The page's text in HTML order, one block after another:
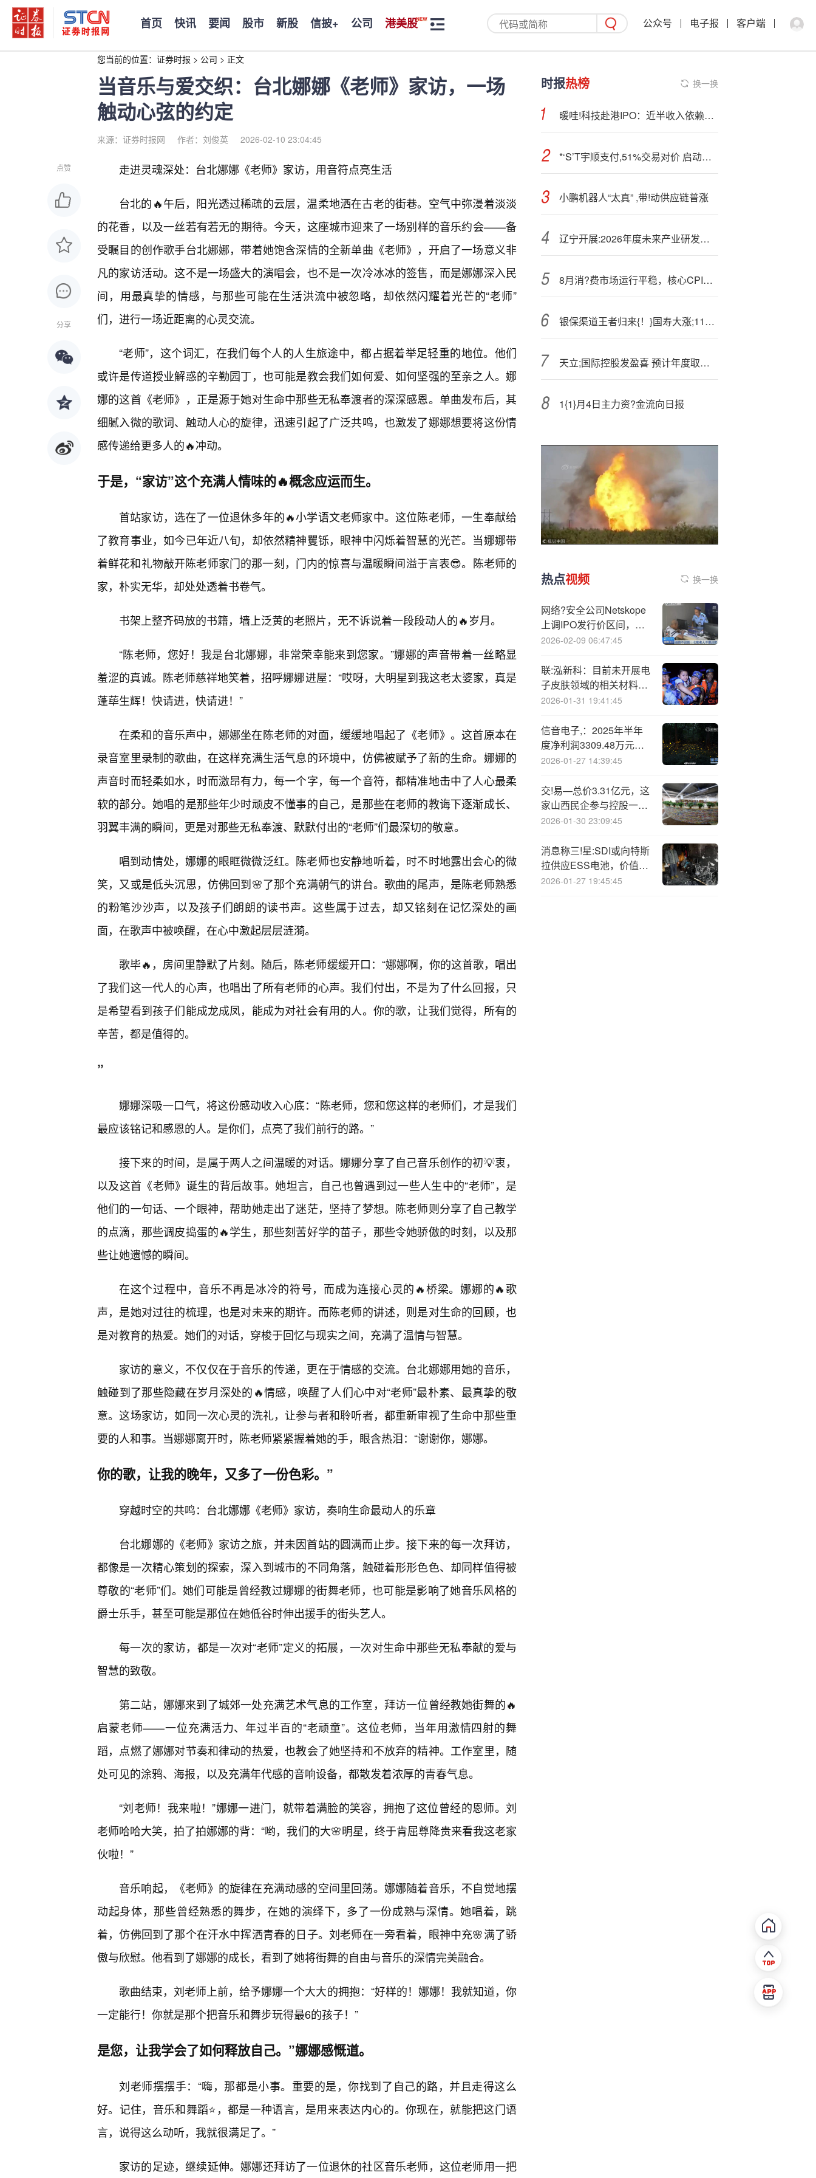
首页 快讯 要闻 股市 新股 信披+ 公司 港美股 公众号 电子报 客户端
您当前的位置： 证券时报 > 公司 > 正文
当音乐与爱交织：台北娜娜《老师》家访，一场
触动心弦的约定
来源：证券时报网 作者：刘俊英 2026-02-10 23:04:45
点赞
分享
走进灵魂深处：台北娜娜《老师》家访，用音符点亮生活
台北的🔥午后，阳光透过稀疏的云层，温柔地洒在古老的街巷。空气中弥漫着淡淡
的花香，以及一丝若有若无的期待。今天，这座城市迎来了一场别样的音乐约会——备
受瞩目的创作歌手台北娜娜，带着她饱含深情的全新单曲《老师》，开启了一场意义非
凡的家访活动。这不是一场盛大的演唱会，也不是一次冷冰冰的签售，而是娜娜深入民
间，用最真挚的情感，与那些可能在生活洪流中被忽略，却依然闪耀着光芒的“老师”
们，进行一场近距离的心灵交流。
“老师”，这个词汇，在我们每个人的人生旅途中，都占据着举足轻重的地位。他们
或许是传道授业解惑的辛勤园丁，也可能是教会我们如何爱、如何坚强的至亲之人。娜
娜的这首《老师》，正是源于她对生命中那些无私奉渡者的深深感恩。单曲发布后，其
细腻入微的歌词、触动人心的旋律，迅速引起了广泛共鸣，也激发了娜娜想要将这份情
感传递给更多人的🔥冲动。
于是，“家访”这个充满人情味的🔥概念应运而生。
首站家访，选在了一位退休多年的🔥小学语文老师家中。这位陈老师，一生奉献给
了教育事业，如今已年近八旬，却依然精神矍铄，眼神中闪烁着智慧的光芒。当娜娜带
着鲜花和礼物敲开陈老师家门的那一刻，门内的惊喜与温暖瞬间溢于言表😎。陈老师的
家，朴实无华，却处处透着书卷气。
书架上整齐码放的书籍，墙上泛黄的老照片，无不诉说着一段段动人的🔥岁月。
“陈老师，您好！我是台北娜娜，非常荣幸能来到您家。”娜娜的声音带着一丝略显
羞涩的真诚。陈老师慈祥地笑着，招呼娜娜进屋：“哎呀，大明星到我这老太婆家，真是
蓬荜生辉！快请进，快请进！”
在柔和的音乐声中，娜娜坐在陈老师的对面，缓缓地唱起了《老师》。这首原本在
录音室里录制的歌曲，在这样充满生活气息的环境中，仿佛被赋予了新的生命。娜娜的
声音时而轻柔如水，时而激昂有力，每一个字，每一个音符，都精准地击中了人心最柔
软的部分。她唱的是那些年少时顽皮不懂事的自己，是那些在老师的教诲下逐渐成长、
羽翼丰满的瞬间，更是对那些无私奉渡、默默付出的“老师”们最深切的敬意。
唱到动情处，娜娜的眼眶微微泛红。陈老师也安静地听着，时不时地露出会心的微
笑，又或是低头沉思，仿佛回到🌸了那个充满朝气的讲台。歌曲的尾声，是陈老师熟悉
的粉笔沙沙声，以及孩子们朗朗的读书声。这些属于过去，却又铭刻在记忆深处的画
面，在歌声中被唤醒，在心中激起层层涟漪。
歌毕🔥，房间里静默了片刻。随后，陈老师缓缓开口：“娜娜啊，你的这首歌，唱出
了我们这一代人的心声，也唱出了所有老师的心声。我们付出，不是为了什么回报，只
是希望看到孩子们能成龙成凤，能成为对社会有用的人。你的歌，让我们觉得，所有的
辛苦，都是值得的。
”
娜娜深吸一口气，将这份感动收入心底：“陈老师，您和您这样的老师们，才是我们
最应该铭记和感恩的人。是你们，点亮了我们前行的路。”
接下来的时间，是属于两人之间温暖的对话。娜娜分享了自己音乐创作的初💡衷，
以及这首《老师》诞生的背后故事。她坦言，自己也曾遇到过一些人生中的“老师”，是
他们的一句话、一个眼神，帮助她走出了迷茫，坚持了梦想。陈老师则分享了自己教学
的点滴，那些调皮捣蛋的🔥学生，那些刻苦好学的苗子，那些令她骄傲的时刻，以及那
些让她遗憾的瞬间。
在这个过程中，音乐不再是冰冷的符号，而成为连接心灵的🔥桥梁。娜娜的🔥歌
声，是她对过往的梳理，也是对未来的期许。而陈老师的讲述，则是对生命的回顾，也
是对教育的热爱。她们的对话，穿梭于回忆与现实之间，充满了温情与智慧。
家访的意义，不仅仅在于音乐的传递，更在于情感的交流。台北娜娜用她的音乐，
触碰到了那些隐藏在岁月深处的🔥情感，唤醒了人们心中对“老师”最朴素、最真挚的敬
意。这场家访，如同一次心灵的洗礼，让参与者和聆听者，都重新审视了生命中那些重
要的人和事。当娜娜离开时，陈老师紧紧握着她的手，眼含热泪：“谢谢你，娜娜。
你的歌，让我的晚年，又多了一份色彩。”
穿越时空的共鸣：台北娜娜《老师》家访，奏响生命最动人的乐章
台北娜娜的《老师》家访之旅，并未因首站的圆满而止步。接下来的每一次拜访，
都像是一次精心策划的探索，深入到城市的不同角落，触碰着形形色色、却同样值得被
尊敬的“老师”们。她们可能是曾经教过娜娜的街舞老师，也可能是影响了她音乐风格的
爵士乐手，甚至可能是那位在她低谷时伸出援手的街头艺人。
每一次的家访，都是一次对“老师”定义的拓展，一次对生命中那些无私奉献的爱与
智慧的致敬。
第二站，娜娜来到了城郊一处充满艺术气息的工作室，拜访一位曾经教她街舞的🔥
启蒙老师——一位充满活力、年过半百的“老顽童”。这位老师，当年用激情四射的舞
蹈，点燃了娜娜对节奏和律动的热爱，也教会了她坚持和不放弃的精神。工作室里，随
处可见的涂鸦、海报，以及充满年代感的音响设备，都散发着浓厚的青春气息。
“刘老师！我来啦！”娜娜一进门，就带着满脸的笑容，拥抱了这位曾经的恩师。刘
老师哈哈大笑，拍了拍娜娜的背：“哟，我们的大🌸明星，终于肯屈尊降贵来看我这老家
伙啦！”
音乐响起，《老师》的旋律在充满动感的空间里回荡。娜娜随着音乐，不自觉地摆
动起身体，那些曾经熟悉的舞步，在她的演绎下，多了一份成熟与深情。她唱着，跳
着，仿佛回到了那个在汗水中挥洒青春的日子。刘老师在一旁看着，眼神中充🌸满了骄
傲与欣慰。他看到了娜娜的成长，看到了她将街舞的自由与音乐的深情完美融合。
歌曲结束，刘老师上前，给予娜娜一个大大的拥抱：“好样的！娜娜！我就知道，你
一定能行！你就是那个把音乐和舞步玩得最6的孩子！”
是您，让我学会了如何释放自己。”娜娜感慨道。
刘老师摆摆手：“嗨，那都是小事。重要的是，你找到了自己的路，并且走得这么
好。记住，音乐和舞蹈⭐，都是一种语言，是用来表达内心的。你现在，就能把这门语
言，说得这么动听，我就很满足了。”
家访的足迹，继续延伸。娜娜还拜访了一位退休的社区音乐老师，这位老师用一把
时报热榜 换一换
暖哇!科技赴港IPO：近半收入依赖大股东 3年半累计亏超7亿元
*‘S’T宇顺支付,51%交易对价 启动并表迈出并购关键一步
小鹏机器人“太真” ,带!动供应链普涨
辽宁开展:2026年度未来产业研发计划项目申报工作
8月消?费市场运行平稳，核心CPI同比涨幅连续第4个月扩大
银保渠道王者归来{！}国寿大涨;111%太保增长96%，五大上市险企抢占银保制高点平均增速达57%
天立;国际控股发盈喜 预计年度取得溢利约6.5亿元同比增长约17%
1{1}月4日主力资?金流向日报
热点视频 换一换
网络?安全公司Netskope
上调IPO发行价区间，目
标估值73亿美元
2026-02-09 06:47:45
联:泓新科：目前未开展电
子皮肤领域的相关材料研
发
2026-01-31 19:41:45
信音电子,：2025年半年
度净利润3309.48万元，
同比下降10.98%
2026-01-27 14:39:45
交!易—总价3.31亿元，这
家山西民企参与控股一
“百亿级”上海A股
2026-01-30 23:09:45
消息称三!星:SDI或向特斯
拉供应ESS电池，价值超
20亿美元
2026-01-27 19:45:45